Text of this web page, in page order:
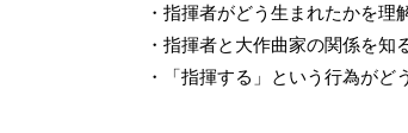
・指揮者がどう生まれたかを理
・指揮者と大作曲家の関係を知る
・「指揮する」という行為がど